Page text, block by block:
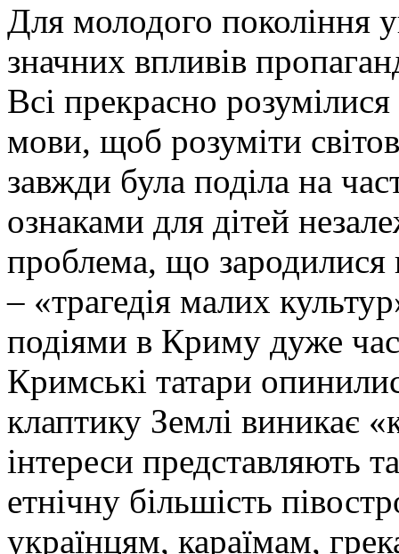
Для молодого покоління
значних впливів
Всі прекрасно
мови, щоб розуміти
завжди була поділа на
ознаками для дітей
проблема, що зародилися
– «трагедія малих
подіями в Криму дуже
Кримські татари
клаптику Землі виникає
інтереси представляють
етнічну більшість
українцям, караїмам,